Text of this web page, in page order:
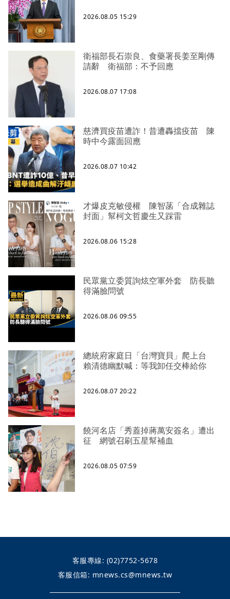
2026.08.05 15:29
衛福部長石崇良、食藥署長姜至剛傳
請辭 衛福部：不予回應
2026.08.07 17:08
慈濟買疫苗遭詐！昔遭轟擋疫苗 陳
時中今露面回應
2026.08.07 10:42
才爆皮克敏侵權 陳智菡「合成雜誌
封面」幫柯文哲慶生又踩雷
2026.08.06 15:28
民眾黨立委質詢炫空軍外套 防長聽
得滿臉問號
2026.08.06 09:55
總統府家庭日「台灣寶貝」爬上台
賴清德幽默喊：等我卸任交棒給你
2026.08.07 20:22
饒河名店「秀蓋掉蔣萬安簽名」遭出
征 網號召刷五星幫補血
2026.08.05 07:59
客服專線: (02)7752-5678
客服信箱: mnews.cs@mnews.tw